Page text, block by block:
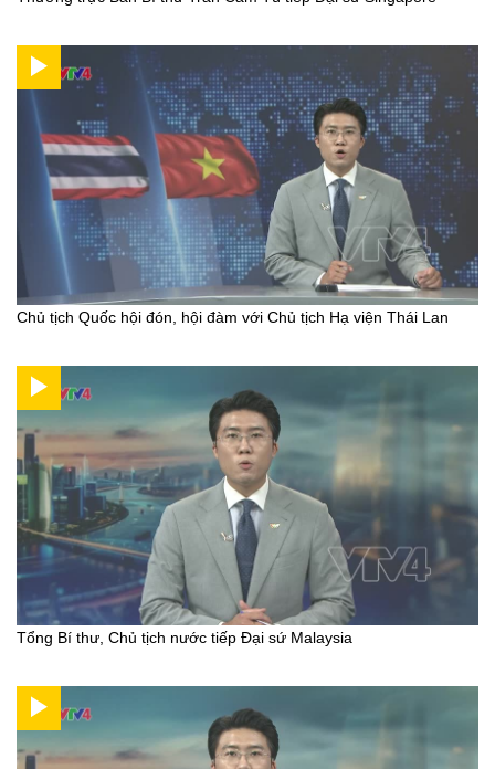
Chủ tịch Quốc hội đón, hội đàm với Chủ tịch Hạ viện Thái Lan
Tổng Bí thư, Chủ tịch nước tiếp Đại sứ Malaysia